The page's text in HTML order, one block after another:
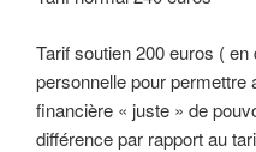
Tarif soutien 200 euros (
personnelle pour
financière « juste » de
différence par rapport au